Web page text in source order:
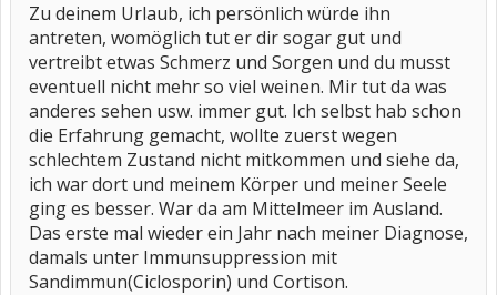
Zu deinem Urlaub, ich persönlich würde ihn
antreten, womöglich tut er dir sogar gut und
vertreibt etwas Schmerz und Sorgen und du musst
eventuell nicht mehr so viel weinen. Mir tut da was
anderes sehen usw. immer gut. Ich selbst hab schon
die Erfahrung gemacht, wollte zuerst wegen
schlechtem Zustand nicht mitkommen und siehe da,
ich war dort und meinem Körper und meiner Seele
ging es besser. War da am Mittelmeer im Ausland.
Das erste mal wieder ein Jahr nach meiner Diagnose,
damals unter Immunsuppression mit
Sandimmun(Ciclosporin) und Cortison.